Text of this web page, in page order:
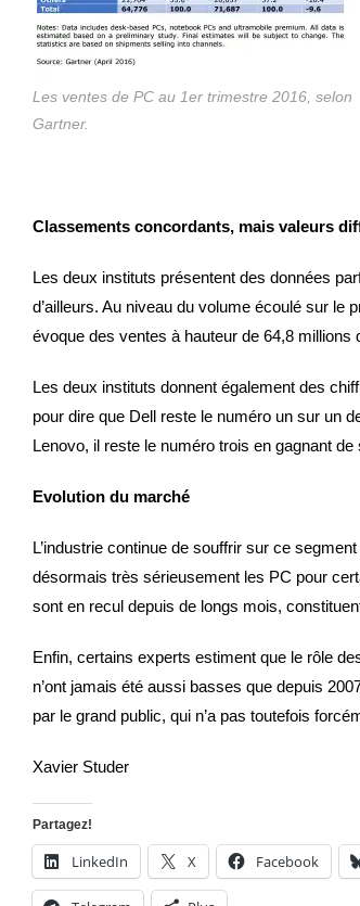
Les ventes de PC au 1er trimestre 2016, selon
Gartner.
Classements concordants, mais valeurs
Les deux instituts présentent des données
d’ailleurs. Au niveau du volume écoulé sur le
évoque des ventes à hauteur de 64,8 millions
Les deux instituts donnent également des
pour dire que Dell reste le numéro un sur un
Lenovo, il reste le numéro trois en gagnant
Evolution du marché
L’industrie continue de souffrir sur ce
désormais très sérieusement les PC pour
sont en recul depuis de longs mois,
Enfin, certains experts estiment que le rôle
n’ont jamais été aussi basses que depuis
par le grand public, qui n’a pas toutefois
Xavier Studer
Partagez!
LinkedIn X Facebook